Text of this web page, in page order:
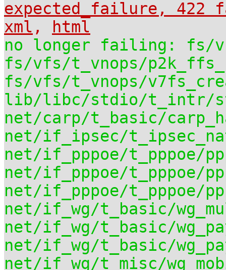
expected_failure, 422
xml ,
html
no longer failing: fs/
fs/vfs/t_vnops/
fs/vfs/t_vnops/
lib/libc/stdio/t_intr/
net/carp/t_basic/
net/if_ipsec/
net/if_pppoe/t_pppoe/
net/if_pppoe/t_pppoe/
net/if_pppoe/t_pppoe/
net/if_wg/t_basic/
net/if_wg/t_basic/
net/if_wg/t_basic/
net/if_wg/t_misc/